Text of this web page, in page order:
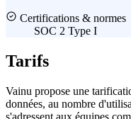
Certifications & normes
SOC 2 Type I
Tarifs
Vainu propose une
données, au nombre